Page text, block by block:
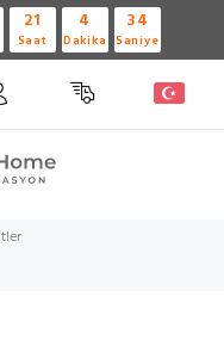
21
Saat
4
Dakika
34
Saniye